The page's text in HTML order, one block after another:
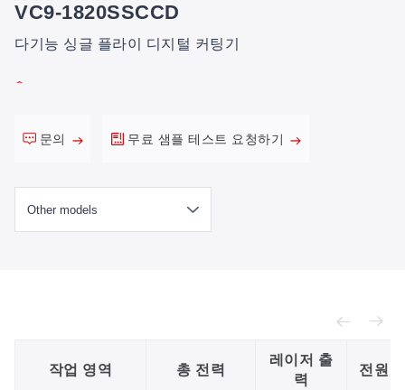
VC9-1820SSCCD
다기능 싱글 플라이 디지털 커팅기
문의 무료 샘플 테스트 요청하기
작업 영역 총 전력
레이저 출
력
전원